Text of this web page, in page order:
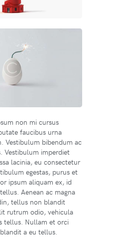
non mi cursus
faucibus urna
Vestibulum bibendum ac
Vestibulum imperdiet
lacinia, eu consectetur
egestas, purus et
ipsum aliquam ex, id
Aenean ac magna
tellus non blandit
rutrum odio, vehicula
tellus. Nullam et orci
a eu tellus.